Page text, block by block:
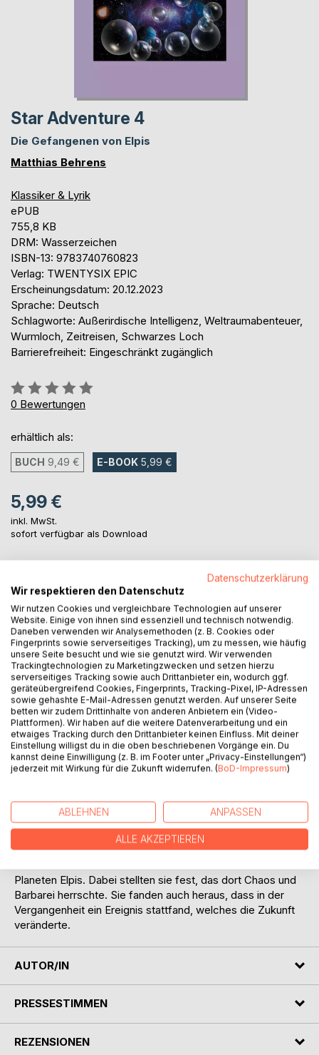
Star Adventure 4
Die Gefangenen von Elpis
Matthias Behrens
Klassiker & Lyrik
ePUB
755,8 KB
DRM: Wasserzeichen
ISBN-13: 9783740760823
Verlag: TWENTYSIX EPIC
Erscheinungsdatum: 20.12.2023
Sprache: Deutsch
Schlagworte: Außerirdische Intelligenz, Weltraumabenteuer,
Wurmloch, Zeitreisen, Schwarzes Loch
Barrierefreiheit: Eingeschränkt zugänglich
Bewertung::
0%
0 Bewertungen
erhältlich als:
BUCH 9,49 € E-BOOK 5,99 €
5,99 €
inkl. MwSt.
sofort verfügbar als Download
Auf die Merkliste
Titel bewerten
BESCHREIBUNG
und ihre Crew die verschollene Otekah. Bei ihrer Rückkehr
zur Erde wurden sie in die Zukunft geschleudert. Dabei
stellten sie fest, dass die Erde inzwischen unbewohnbar ist
und die Menschheit auswanderte.
Planeten Elpis. Dabei stellten sie fest, das dort Chaos und
Barbarei herrschte. Sie fanden auch heraus, dass in der
Vergangenheit ein Ereignis stattfand, welches die Zukunft
veränderte.
AUTOR/IN
PRESSESTIMMEN
REZENSIONEN
Datenschutzerklärung
Wir respektieren den Datenschutz
Wir nutzen Cookies und vergleichbare Technologien auf unserer
Website. Einige von ihnen sind essenziell und technisch notwendig.
Daneben verwenden wir Analysemethoden (z. B. Cookies oder
Fingerprints sowie serverseitiges Tracking), um zu messen, wie häufig
unsere Seite besucht und wie sie genutzt wird. Wir verwenden
Trackingtechnologien zu Marketingzwecken und setzen hierzu
serverseitiges Tracking sowie auch Drittanbieter ein, wodurch ggf.
geräteübergreifend Cookies, Fingerprints, Tracking-Pixel, IP-Adressen
sowie gehashte E-Mail-Adressen genutzt werden. Auf unserer Seite
betten wir zudem Drittinhalte von anderen Anbietern ein (Video-
Plattformen). Wir haben auf die weitere Datenverarbeitung und ein
etwaiges Tracking durch den Drittanbieter keinen Einfluss. Mit deiner
Einstellung willigst du in die oben beschriebenen Vorgänge ein. Du
kannst deine Einwilligung (z. B. im Footer unter „Privacy-Einstellungen“)
jederzeit mit Wirkung für die Zukunft widerrufen. (BoD-Impressum)
ABLEHNEN ANPASSEN
ALLE AKZEPTIEREN